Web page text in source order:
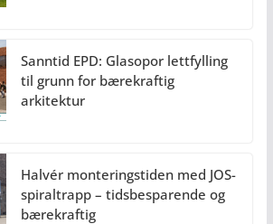
Sanntid EPD: Glasopor lettfylling
til grunn for bærekraftig
arkitektur
Halvér monteringstiden med JOS-
spiraltrapp – tidsbesparende og
bærekraftig